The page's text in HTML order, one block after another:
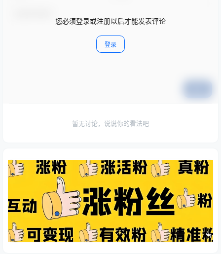
您必须登录或注册以后才能发表评论
登录
暂无讨论，说说你的看法吧
广告